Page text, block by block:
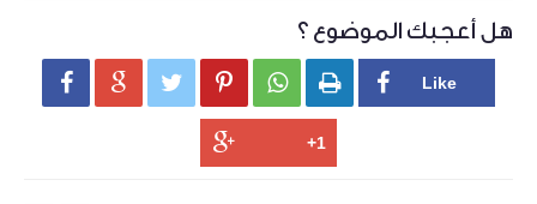
هل أعجبك الموضوع ؟
     